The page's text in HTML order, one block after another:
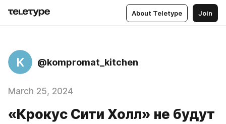
About Teletype Join
K @kompromat_kitchen
March 25, 2024
«Крокус Сити Холл» не будут